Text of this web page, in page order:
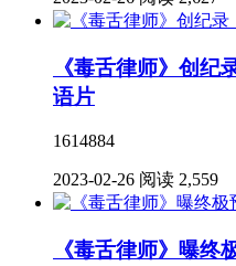
《毒舌律师》创纪
语片
1614884
2023-02-26 阅读 2,559
《毒舌律师》曝终